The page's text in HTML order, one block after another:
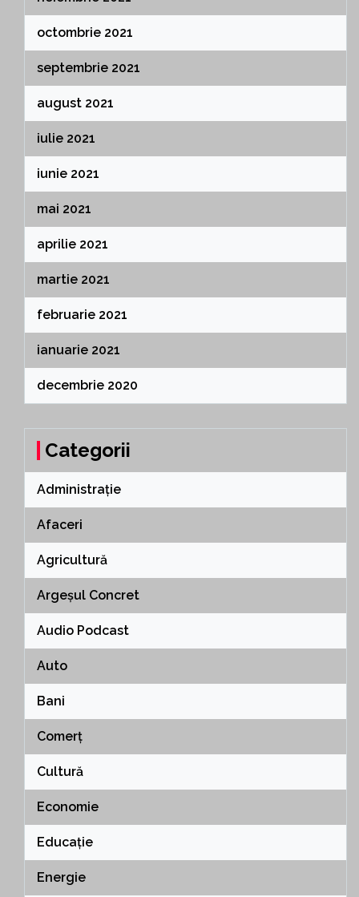
octombrie 2021
septembrie 2021
august 2021
iulie 2021
iunie 2021
mai 2021
aprilie 2021
martie 2021
februarie 2021
ianuarie 2021
decembrie 2020
Categorii
Administrație
Afaceri
Agricultură
Argeșul Concret
Audio Podcast
Auto
Bani
Comerț
Cultură
Economie
Educație
Energie